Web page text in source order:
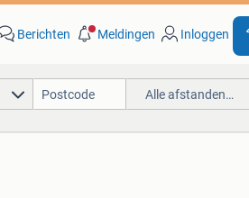
Berichten Meldingen Inloggen
Alle afstanden…